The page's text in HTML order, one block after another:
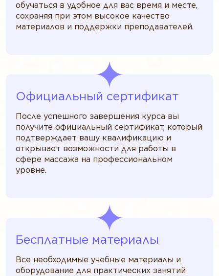
обучаться в удобное для вас время и месте,
сохраняя при этом высокое качество
материалов и поддержки преподавателей.
Официальный сертификат
После успешного завершения курса вы
получите официальный сертификат, который
подтверждает вашу квалификацию и
открывает возможности для работы в
сфере массажа на профессиональном
уровне.
Бесплатные материалы
Все необходимые учебные материалы и
оборудование для практических занятий